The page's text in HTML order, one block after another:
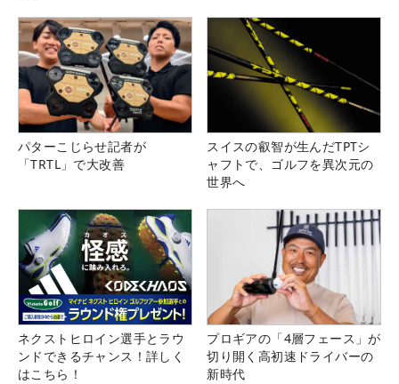
パターこじらせ記者が
「TRTL」で大改善
スイスの叡智が生んだTPTシ
ャフトで、ゴルフを異次元の
世界へ
ネクストヒロイン選手とラウ
ンドできるチャンス！詳しく
はこちら！
プロギアの「4層フェース」が
切り開く高初速ドライバーの
新時代